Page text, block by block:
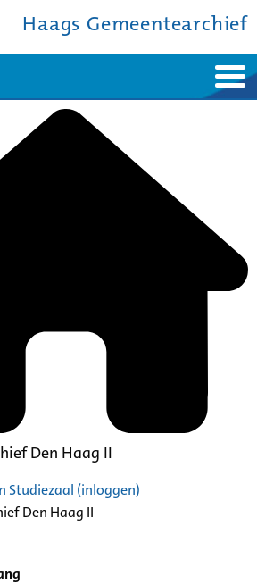
Haags Gemeentearchief
Den Haag II
Studiezaal (inloggen)
Den Haag II